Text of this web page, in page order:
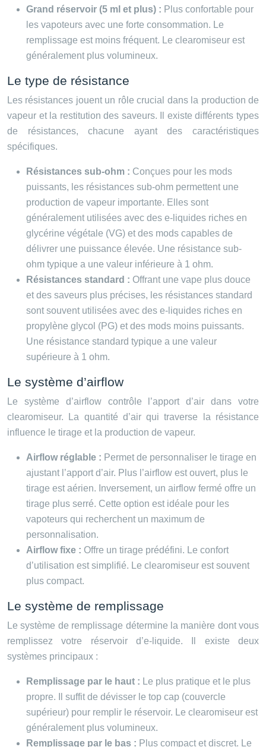
Grand réservoir (5 ml et plus) : Plus confortable pour
les vapoteurs avec une forte consommation. Le
remplissage est moins fréquent. Le clearomiseur est
généralement plus volumineux.
Le type de résistance
Les résistances jouent un rôle crucial dans la production de
vapeur et la restitution des saveurs. Il existe différents types
de résistances, chacune ayant des caractéristiques
spécifiques.
Résistances sub-ohm : Conçues pour les mods
puissants, les résistances sub-ohm permettent une
production de vapeur importante. Elles sont
généralement utilisées avec des e-liquides riches en
glycérine végétale (VG) et des mods capables de
délivrer une puissance élevée. Une résistance sub-
ohm typique a une valeur inférieure à 1 ohm.
Résistances standard : Offrant une vape plus douce
et des saveurs plus précises, les résistances standard
sont souvent utilisées avec des e-liquides riches en
propylène glycol (PG) et des mods moins puissants.
Une résistance standard typique a une valeur
supérieure à 1 ohm.
Le système d’airflow
Le système d’airflow contrôle l’apport d’air dans votre
clearomiseur. La quantité d’air qui traverse la résistance
influence le tirage et la production de vapeur.
Airflow réglable : Permet de personnaliser le tirage en
ajustant l’apport d’air. Plus l’airflow est ouvert, plus le
tirage est aérien. Inversement, un airflow fermé offre un
tirage plus serré. Cette option est idéale pour les
vapoteurs qui recherchent un maximum de
personnalisation.
Airflow fixe : Offre un tirage prédéfini. Le confort
d’utilisation est simplifié. Le clearomiseur est souvent
plus compact.
Le système de remplissage
Le système de remplissage détermine la manière dont vous
remplissez votre réservoir d’e-liquide. Il existe deux
systèmes principaux :
Remplissage par le haut : Le plus pratique et le plus
propre. Il suffit de dévisser le top cap (couvercle
supérieur) pour remplir le réservoir. Le clearomiseur est
généralement plus volumineux.
Remplissage par le bas : Plus compact et discret. Le